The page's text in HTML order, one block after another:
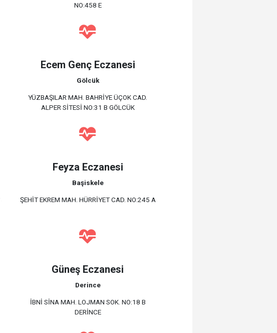
NO:458 E
Ecem Genç Eczanesi
Gölcük
YÜZBAŞILAR MAH. BAHRİYE ÜÇOK CAD.
ALPER SİTESİ NO:31 B GÖLCÜK
Feyza Eczanesi
Başiskele
ŞEHİT EKREM MAH. HÜRRİYET CAD. NO:245 A
Güneş Eczanesi
Derince
İBNİ SİNA MAH. LOJMAN SOK. NO:18 B
DERİNCE